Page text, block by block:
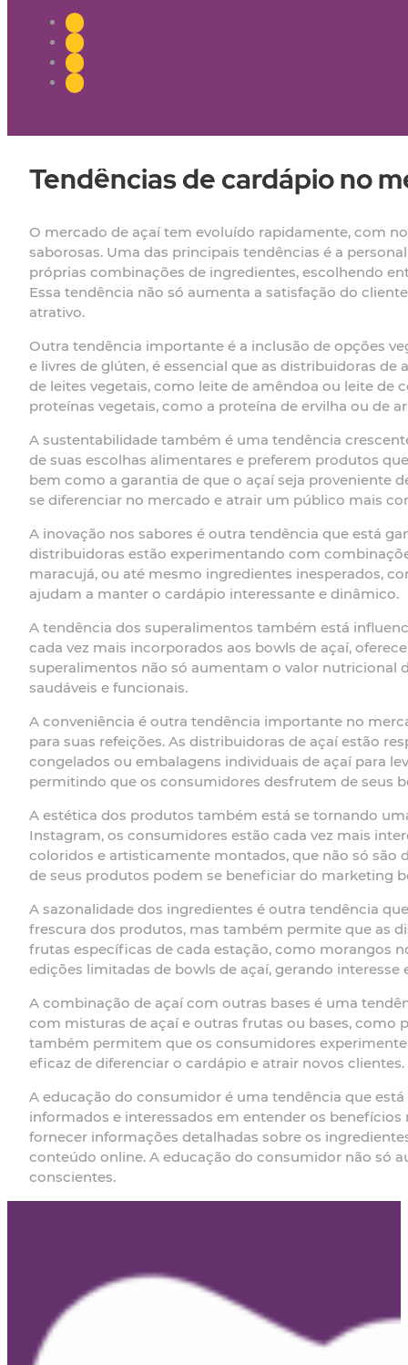
Tendências de cardápio no
O mercado de açaí tem evoluído rapidamente, com
saborosas. Uma das principais tendências é a
próprias combinações de ingredientes, escolhendo
Essa tendência não só aumenta a satisfação do
atrativo.
Outra tendência importante é a inclusão de opções
e livres de glúten, é essencial que as distribuidoras
de leites vegetais, como leite de amêndoa ou leite de
proteínas vegetais, como a proteína de ervilha ou de
A sustentabilidade também é uma tendência
de suas escolhas alimentares e preferem produtos
bem como a garantia de que o açaí seja proveniente
se diferenciar no mercado e atrair um público mais
A inovação nos sabores é outra tendência que está
distribuidoras estão experimentando com
maracujá, ou até mesmo ingredientes inesperados,
ajudam a manter o cardápio interessante e dinâmico.
A tendência dos superalimentos também está
cada vez mais incorporados aos bowls de açaí,
superalimentos não só aumentam o valor nutricional
saudáveis e funcionais.
A conveniência é outra tendência importante no
para suas refeições. As distribuidoras de açaí estão
congelados ou embalagens individuais de açaí para
permitindo que os consumidores desfrutem de seus
A estética dos produtos também está se tornando
Instagram, os consumidores estão cada vez mais
coloridos e artisticamente montados, que não só são
de seus produtos podem se beneficiar do marketing
A sazonalidade dos ingredientes é outra tendência
frescura dos produtos, mas também permite que as
frutas específicas de cada estação, como morangos
edições limitadas de bowls de açaí, gerando
A combinação de açaí com outras bases é uma
com misturas de açaí e outras frutas ou bases, como
também permitem que os consumidores
eficaz de diferenciar o cardápio e atrair novos clientes.
A educação do consumidor é uma tendência que
informados e interessados em entender os
fornecer informações detalhadas sobre os
conteúdo online. A educação do consumidor não só
conscientes.